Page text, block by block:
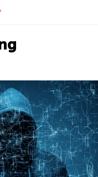
da Kaspersky